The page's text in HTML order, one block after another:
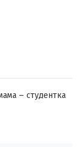
– студентка